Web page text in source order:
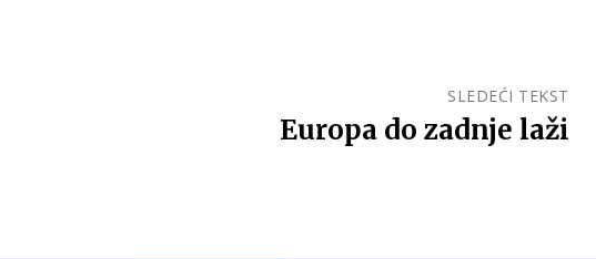
SLEDEĆI TEKST
Europa do zadnje laži